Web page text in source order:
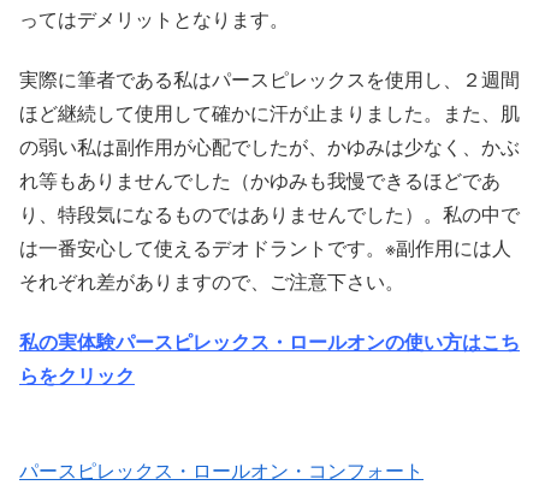
ってはデメリットとなります。
実際に筆者である私はパースピレックスを使用し、２週間
ほど継続して使用して確かに汗が止まりました。また、肌
の弱い私は副作用が心配でしたが、かゆみは少なく、かぶ
れ等もありませんでした（かゆみも我慢できるほどであ
り、特段気になるものではありませんでした）。私の中で
は一番安心して使えるデオドラントです。※副作用には人
それぞれ差がありますので、ご注意下さい。
私の実体験パースピレックス・ロールオンの使い方はこち
らをクリック
パースピレックス・ロールオン・コンフォート